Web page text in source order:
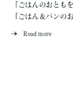
『ごはんのおとも
「ごはん＆パンの
Read more